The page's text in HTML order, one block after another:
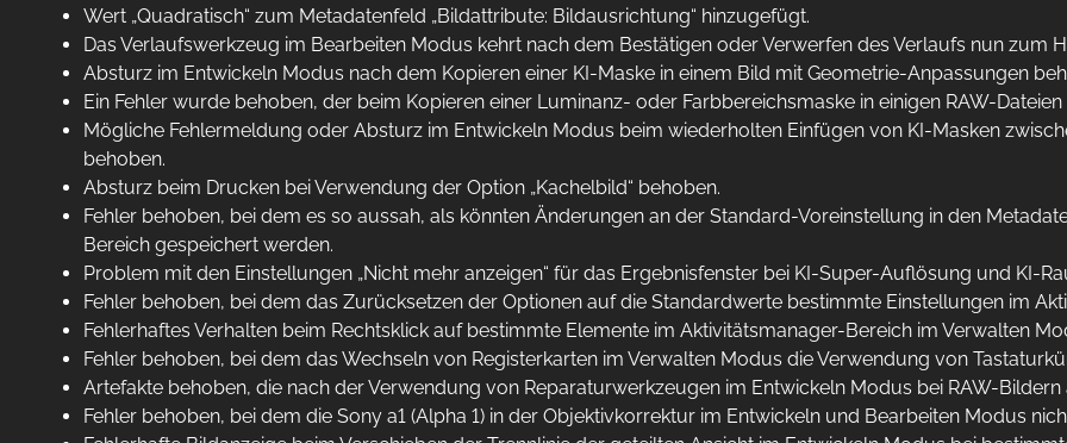
Wert „Quadratisch“ zum Metadatenfeld „Bildattribute: Bildausrichtung“ hinzugefügt.
Das Verlaufswerkzeug im Bearbeiten Modus kehrt nach dem Bestätigen oder Verwerfen des Verlaufs nun zum
Absturz im Entwickeln Modus nach dem Kopieren einer KI-Maske in einem Bild mit Geometrie-Anpassungen
Ein Fehler wurde behoben, der beim Kopieren einer Luminanz- oder Farbbereichsmaske in einigen RAW-
Mögliche Fehlermeldung oder Absturz im Entwickeln Modus beim wiederholten Einfügen von KI-Masken
behoben.
Absturz beim Drucken bei Verwendung der Option „Kachelbild“ behoben.
Fehler behoben, bei dem es so aussah, als könnten Änderungen an der Standard-Voreinstellung in den
Bereich gespeichert werden.
Problem mit den Einstellungen „Nicht mehr anzeigen“ für das Ergebnisfenster bei KI-Super-Auflösung und KI-
Fehler behoben, bei dem das Zurücksetzen der Optionen auf die Standardwerte bestimmte Einstellungen im
Fehlerhaftes Verhalten beim Rechtsklick auf bestimmte Elemente im Aktivitätsmanager-Bereich im Verwalten
Fehler behoben, bei dem das Wechseln von Registerkarten im Verwalten Modus die Verwendung von
Artefakte behoben, die nach der Verwendung von Reparaturwerkzeugen im Entwickeln Modus bei RAW-Bildern
Fehler behoben, bei dem die Sony a1 (Alpha 1) in der Objektivkorrektur im Entwickeln und Bearbeiten Modus